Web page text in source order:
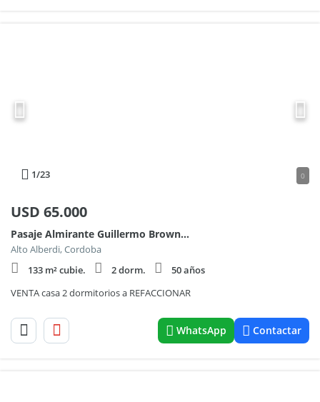
1/23 0
USD 65.000
Pasaje Almirante Guillermo Brown 600
Alto Alberdi, Cordoba
133 m² cubie.
2 dorm.
50 años
VENTA casa 2 dormitorios a REFACCIONAR
WhatsApp Contactar